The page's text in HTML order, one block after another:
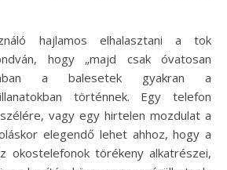
hajlamos elhalasztani a tok
hogy „majd csak óvatosan
a balesetek gyakran a
történnek. Egy telefon
vagy egy hirtelen mozdulat a
elegendő lehet ahhoz, hogy a
okostelefonok törékeny alkatrészei,